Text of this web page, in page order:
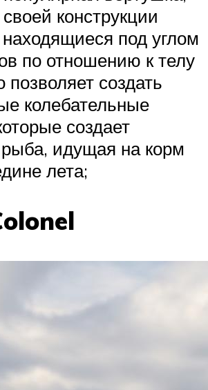
конструкции
под углом
по отношению к телу
создать
колебательные
создает
идущая на корм
лета;